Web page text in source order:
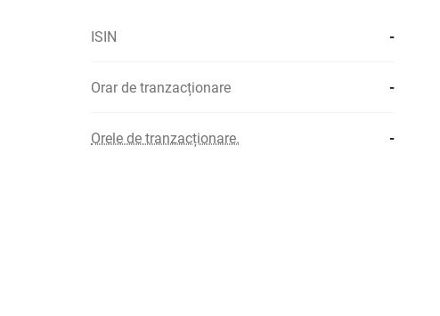
ISIN -
Orar de tranzacționare -
Orele de tranzacționare. -